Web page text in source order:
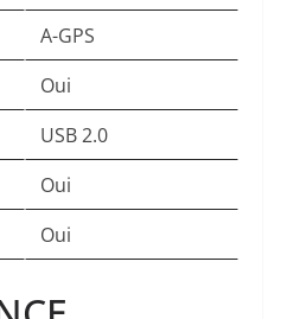
A-GPS
Oui
USB 2.0
Oui
Oui